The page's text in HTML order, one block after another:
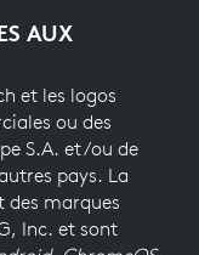
AUX
et les logos
ou des
S.A. et/ou de
pays. La
des marques
Inc. et sont